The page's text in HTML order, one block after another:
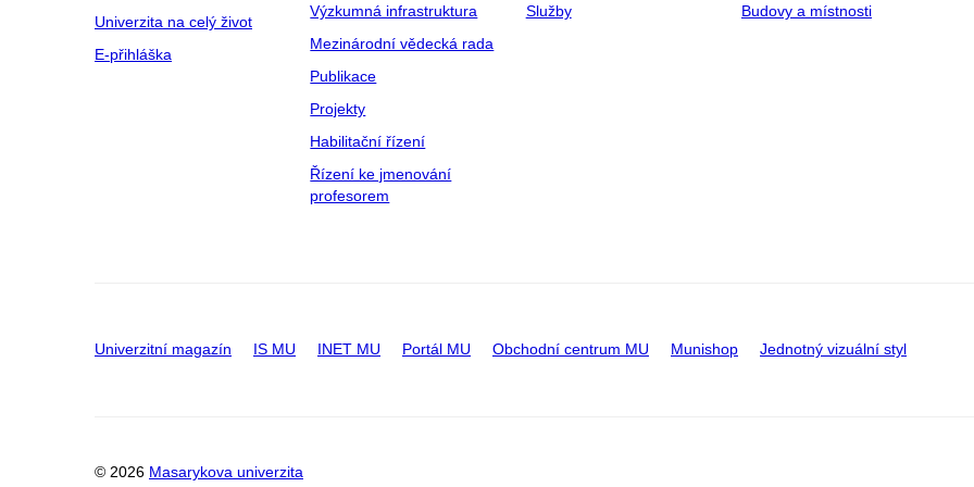
Univerzita na celý život
E-přihláška
Výzkumná infrastruktura
Mezinárodní vědecká rada
Publikace
Projekty
Habilitační řízení
Řízení ke jmenování
profesorem
Služby
Budovy a místnosti
Univerzitní magazín IS MU INET MU Portál MU Obchodní centrum MU Munishop Jednotný vizuální styl
© 2026 Masarykova univerzita